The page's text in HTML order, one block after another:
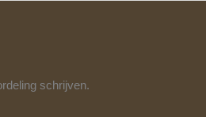
schrijven.